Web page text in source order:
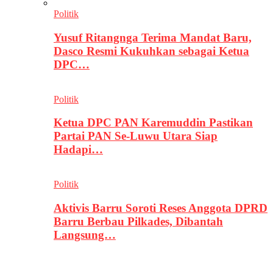
Politik
Yusuf Ritangnga Terima Mandat Baru,
Dasco Resmi Kukuhkan sebagai Ketua
DPC…
Politik
Ketua DPC PAN Karemuddin Pastikan
Partai PAN Se-Luwu Utara Siap
Hadapi…
Politik
Aktivis Barru Soroti Reses Anggota DPRD
Barru Berbau Pilkades, Dibantah
Langsung…